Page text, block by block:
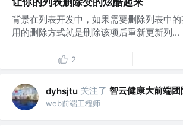
背景在列表开发中，如果需要删除列表中
用的删除方式就是删除该项后重新更新列...
2
dyhsjtu 关注了 智云健康大前端团
web前端工程师